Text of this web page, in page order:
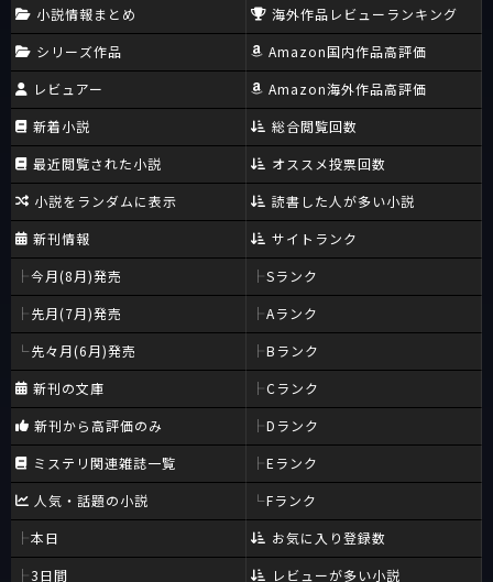
小説情報まとめ
シリーズ作品
レビュアー
新着小説
最近閲覧された小説
小説をランダムに表示
新刊情報
今月(8月)発売
先月(7月)発売
先々月(6月)発売
新刊の文庫
新刊から高評価のみ
ミステリ関連雑誌一覧
人気・話題の小説
本日
3日間
海外作品レビューランキング
Amazon国内作品高評価
Amazon海外作品高評価
総合閲覧回数
オススメ投票回数
読書した人が多い小説
サイトランク
Sランク
Aランク
Bランク
Cランク
Dランク
Eランク
Fランク
お気に入り登録数
レビューが多い小説